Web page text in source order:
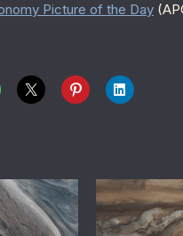
Picture of the Day